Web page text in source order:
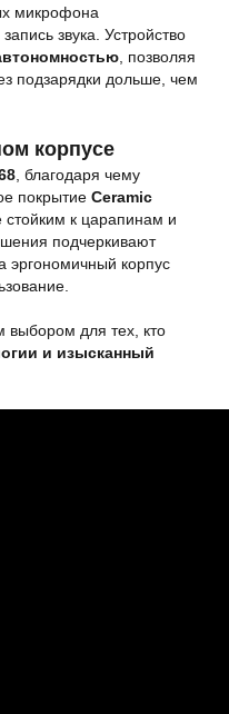
микрофона
звука. Устройство
, позволяя
подзарядки дольше, чем
корпусе
, благодаря чему
покрытие Ceramic
к царапинам и
подчеркивают
эргономичный корпус
выбором для тех, кто
и изысканный